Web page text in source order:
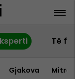
Të
Gjakova